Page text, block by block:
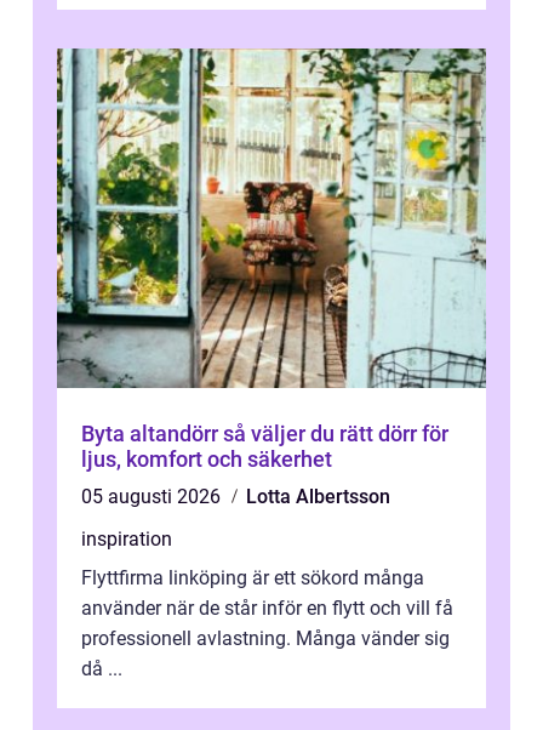
Byta altandörr så väljer du rätt dörr för
ljus, komfort och säkerhet
05 augusti 2026
Lotta Albertsson
inspiration
Flyttfirma linköping är ett sökord många
använder när de står inför en flytt och vill få
professionell avlastning. Många vänder sig
då ...